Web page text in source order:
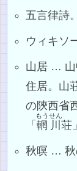
五言律詩
ウィキソ
山居 … 山
住居。山
の陝西省
「輞川
もうせん
荘
秋暝 … 秋